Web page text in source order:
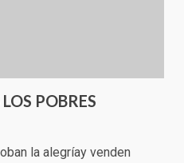
POBRES
la alegríay venden